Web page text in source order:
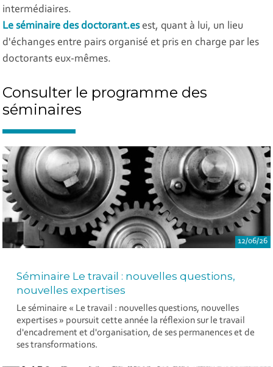
intermédiaires.
Le séminaire des doctorant.esest, quant à lui, un lieu
d'échanges entre pairs organisé et pris en charge par les
doctorants eux-mêmes.
Consulter le programme des
séminaires
12/06/26
Séminaire Le travail : nouvelles questions,
nouvelles expertises
Le séminaire « Le travail : nouvelles questions, nouvelles
expertises » poursuit cette année la réflexion sur le travail
d'encadrement et d'organisation, de ses permanences et de
ses transformations.